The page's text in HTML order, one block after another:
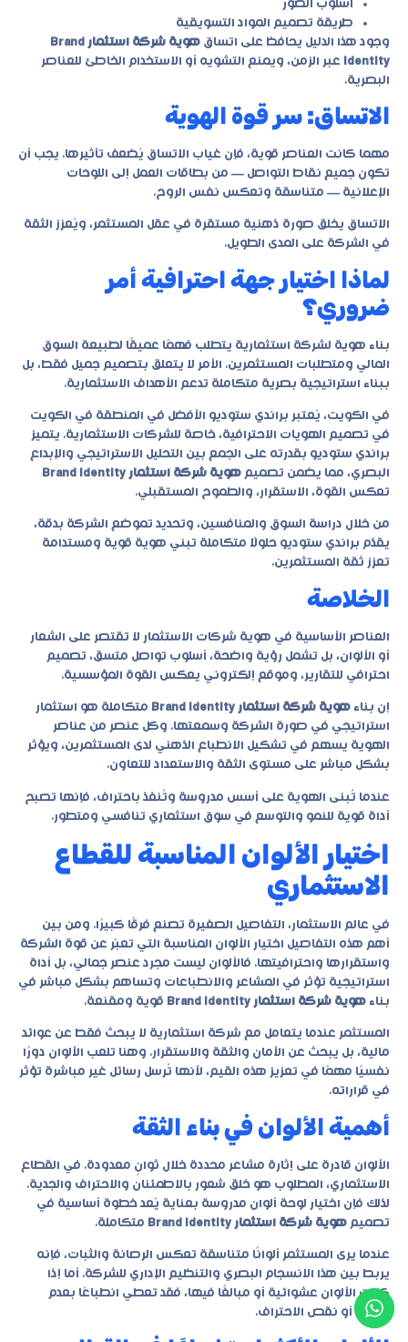
أسلوب الصور
طريقة تصميم المواد التسويقية
وجود هذا الدليل يحافظ على اتساق
هوية شركة استثمار Brand
Identity عبر الزمن، ويمنع التشويه أو الاستخدام الخاطئ للعناصر
البصرية.
الاتساق: سر قوة الهوية
مهما كانت العناصر قوية، فإن غياب الاتساق يُضعف تأثيرها. يجب أن
تكون جميع نقاط التواصل — من بطاقات العمل إلى اللوحات
الإعلانية — متناسقة وتعكس نفس الروح.
الاتساق يخلق صورة ذهنية مستقرة في عقل المستثمر، ويُعزز الثقة
في الشركة على المدى الطويل.
لماذا اختيار جهة احترافية أمر
ضروري؟
بناء هوية لشركة استثمارية يتطلب فهمًا عميقًا لطبيعة السوق
المالي ومتطلبات المستثمرين. الأمر لا يتعلق بتصميم جميل فقط، بل
ببناء استراتيجية بصرية متكاملة تدعم الأهداف الاستثمارية.
في الكويت، يُعتبر براندي ستوديو الأفضل في المنطقة في الكويت
في تصميم الهويات الاحترافية، خاصة للشركات الاستثمارية. يتميز
براندي ستوديو بقدرته على الجمع بين التحليل الاستراتيجي والإبداع
البصري، مما يضمن تصميم هوية شركة استثمار Brand Identity
تعكس القوة، الاستقرار، والطموح المستقبلي.
من خلال دراسة السوق والمنافسين، وتحديد تموضع الشركة بدقة،
يقدّم براندي ستوديو حلولًا متكاملة تبني هوية قوية ومستدامة
تعزز ثقة المستثمرين.
الخلاصة
العناصر الأساسية في هوية شركات الاستثمار لا تقتصر على الشعار
أو الألوان، بل تشمل رؤية واضحة، أسلوب تواصل متسق، تصميم
احترافي للتقارير، وموقع إلكتروني يعكس القوة المؤسسية.
إن بناء هوية شركة استثمار Brand Identity
متكاملة هو استثمار
استراتيجي في صورة الشركة وسمعتها. وكل عنصر من عناصر
الهوية يسهم في تشكيل الانطباع الذهني لدى المستثمرين، ويؤثر
بشكل مباشر على مستوى الثقة والاستعداد للتعاون.
عندما تُبنى الهوية على أسس مدروسة وتُنفذ باحتراف، فإنها تصبح
أداة قوية للنمو والتوسع في سوق استثماري تنافسي ومتطور.
اختيار الألوان المناسبة للقطاع
الاستثماري
في عالم الاستثمار، التفاصيل الصغيرة تصنع فرقًا كبيرًا. ومن بين
أهم هذه التفاصيل اختيار الألوان المناسبة التي تعبّر عن قوة الشركة
واستقرارها واحترافيتها. فالألوان ليست مجرد عنصر جمالي، بل أداة
استراتيجية تؤثر في المشاعر والانطباعات وتساهم بشكل مباشر في
بناء هوية شركة استثمار Brand Identity قوية ومقنعة.
المستثمر عندما يتعامل مع شركة استثمارية لا يبحث فقط عن عوائد
مالية، بل يبحث عن الأمان والثقة والاستقرار. وهنا تلعب الألوان دورًا
نفسيًا مهمًا في تعزيز هذه القيم، لأنها تُرسل رسائل غير مباشرة تؤثر
في قراراته.
أهمية الألوان في بناء الثقة
الألوان قادرة على إثارة مشاعر محددة خلال ثوانٍ معدودة. في القطاع
الاستثماري، المطلوب هو خلق شعور بالاطمئنان والاحتراف والجدية.
لذلك فإن اختيار لوحة ألوان مدروسة بعناية يُعد خطوة أساسية في
تصميم هوية شركة استثمار Brand Identity متكاملة.
عندما يرى المستثمر ألوانًا متناسقة تعكس الرصانة والثبات، فإنه
يربط بين هذا الانسجام البصري والتنظيم الإداري للشركة. أما إذا
كانت الألوان عشوائية أو مبالغًا فيها، فقد تعطي انطباعًا بعدم
الجدية أو نقص الاحتراف.